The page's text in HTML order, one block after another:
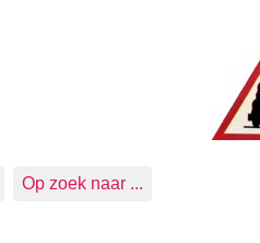
Op zoek naar ...